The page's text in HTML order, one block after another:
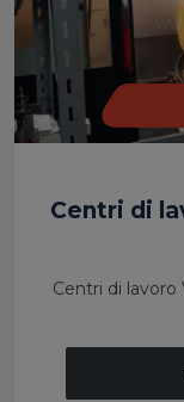
Centri di
Centri di lavoro